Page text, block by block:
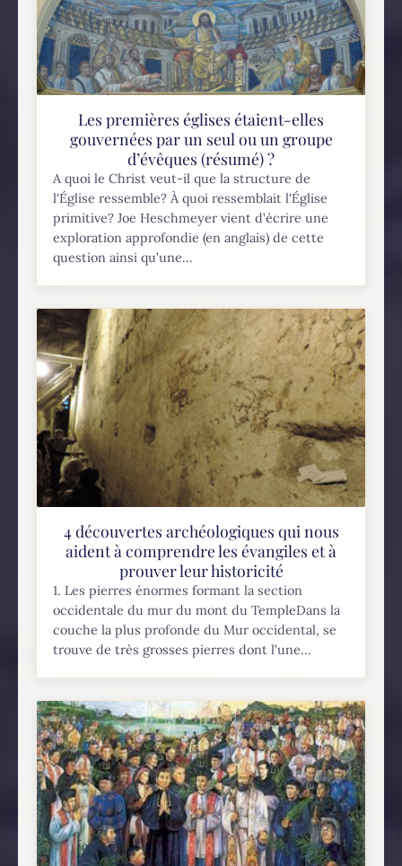
Les premières églises étaient-elles
gouvernées par un seul ou un groupe
d’évêques (résumé) ?
A quoi le Christ veut-il que la structure de
l'Église ressemble? À quoi ressemblait l'Église
primitive? Joe Heschmeyer vient d’écrire une
exploration approfondie (en anglais) de cette
question ainsi qu’une...
4 découvertes archéologiques qui nous
aident à comprendre les évangiles et à
prouver leur historicité
1. Les pierres énormes formant la section
occidentale du mur du mont du TempleDans la
couche la plus profonde du Mur occidental, se
trouve de très grosses pierres dont l’une...